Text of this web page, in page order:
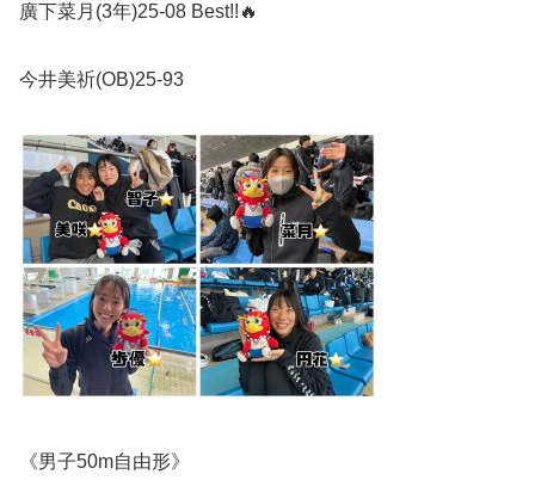
廣下菜月 (3年)25-08 Best!! 🔥
今井美祈(OB)25-93
《男子50m自由形》